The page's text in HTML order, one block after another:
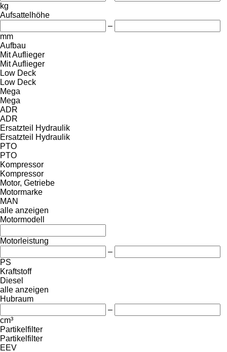
kg
Aufsattelhöhe
–
mm
Aufbau
Mit Auflieger
Mit Auflieger
Low Deck
Low Deck
Mega
Mega
ADR
ADR
Ersatzteil Hydraulik
Ersatzteil Hydraulik
PTO
PTO
Kompressor
Kompressor
Motor, Getriebe
Motormarke
MAN
alle anzeigen
Motormodell
Motorleistung
–
PS
Kraftstoff
Diesel
alle anzeigen
Hubraum
–
cm³
Partikelfilter
Partikelfilter
EEV